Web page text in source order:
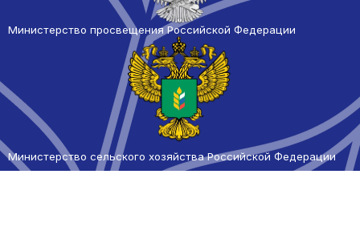
Министерство просвещения Российской Федерации
Министерство сельского хозяйства Российской Федерации